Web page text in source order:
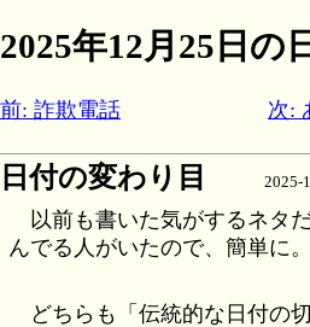
2025年12月25日の
前: 詐欺電話
次:
日付の変わり目
以前も書いた気がするネタ
んでる人がいたので、簡単に。
どちらも「伝統的な日付の